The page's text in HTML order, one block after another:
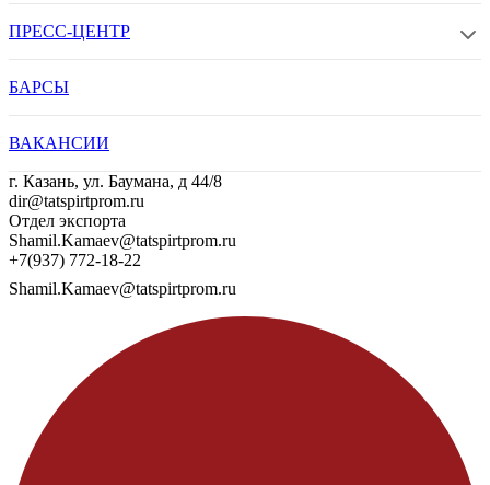
ПРЕСС-ЦЕНТР
БАРСЫ
ВАКАНСИИ
г. Казань, ул. Баумана, д 44/8
dir@tatspirtprom.ru
Отдел экспорта
Shamil.Kamaev@tatspirtprom.ru
+7(937) 772-18-22
Shamil.Kamaev@tatspirtprom.ru